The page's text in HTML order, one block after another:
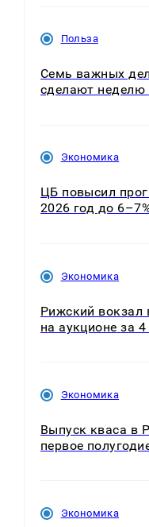
Польза
Семь важных
сделают неделю
Экономика
ЦБ повысил
2026 год до
Экономика
Рижский вокзал
на аукционе за
Экономика
Выпуск кваса в
первое
Экономика